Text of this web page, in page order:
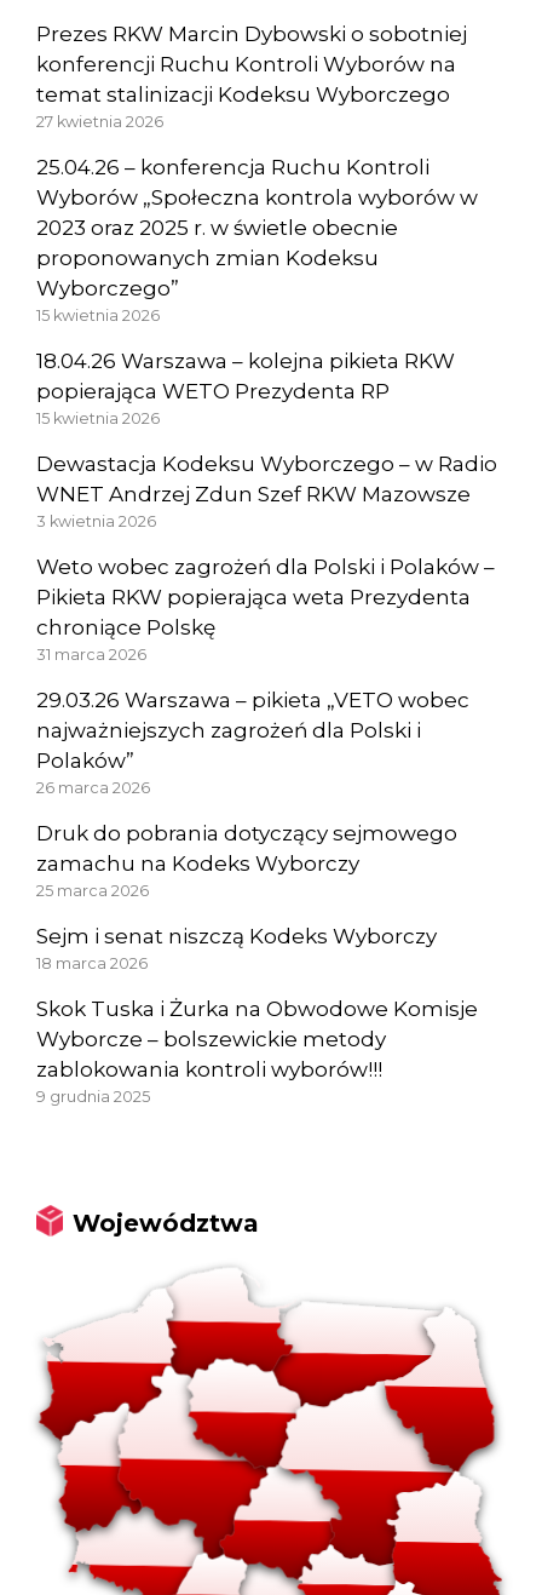
Prezes RKW Marcin Dybowski o sobotniej
konferencji Ruchu Kontroli Wyborów na
temat stalinizacji Kodeksu Wyborczego
27 kwietnia 2026
25.04.26 – konferencja Ruchu Kontroli
Wyborów „Społeczna kontrola wyborów w
2023 oraz 2025 r. w świetle obecnie
proponowanych zmian Kodeksu
Wyborczego”
15 kwietnia 2026
18.04.26 Warszawa – kolejna pikieta RKW
popierająca WETO Prezydenta RP
15 kwietnia 2026
Dewastacja Kodeksu Wyborczego – w Radio
WNET Andrzej Zdun Szef RKW Mazowsze
3 kwietnia 2026
Weto wobec zagrożeń dla Polski i Polaków –
Pikieta RKW popierająca weta Prezydenta
chroniące Polskę
31 marca 2026
29.03.26 Warszawa – pikieta „VETO wobec
najważniejszych zagrożeń dla Polski i
Polaków”
26 marca 2026
Druk do pobrania dotyczący sejmowego
zamachu na Kodeks Wyborczy
25 marca 2026
Sejm i senat niszczą Kodeks Wyborczy
18 marca 2026
Skok Tuska i Żurka na Obwodowe Komisje
Wyborcze – bolszewickie metody
zablokowania kontroli wyborów!!!
9 grudnia 2025
Województwa